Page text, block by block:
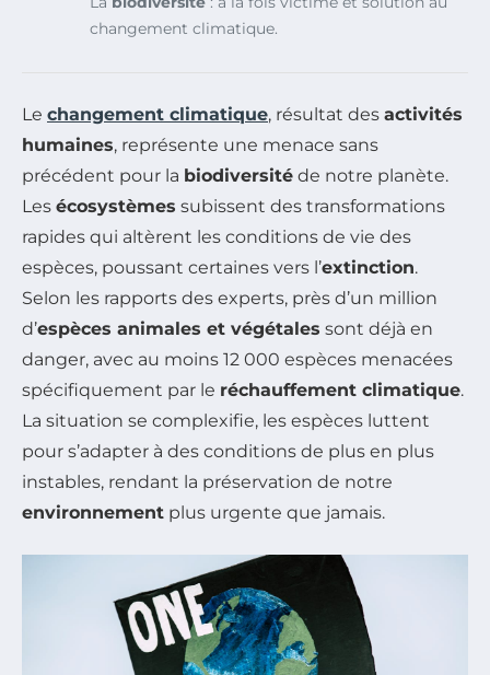
changement climatique.
Le changement climatique, résultat des activités
humaines, représente une menace sans
précédent pour la biodiversité de notre planète.
Les écosystèmes subissent des transformations
rapides qui altèrent les conditions de vie des
espèces, poussant certaines vers l’extinction.
Selon les rapports des experts, près d’un million
d’espèces animales et végétales sont déjà en
danger, avec au moins 12 000 espèces menacées
spécifiquement par le réchauffement climatique.
La situation se complexifie, les espèces luttent
pour s’adapter à des conditions de plus en plus
instables, rendant la préservation de notre
environnement plus urgente que jamais.